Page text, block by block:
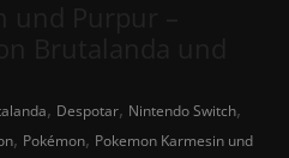
, Despotar, Nintendo Switch,
, Pokémon, Pokemon Karmesin und